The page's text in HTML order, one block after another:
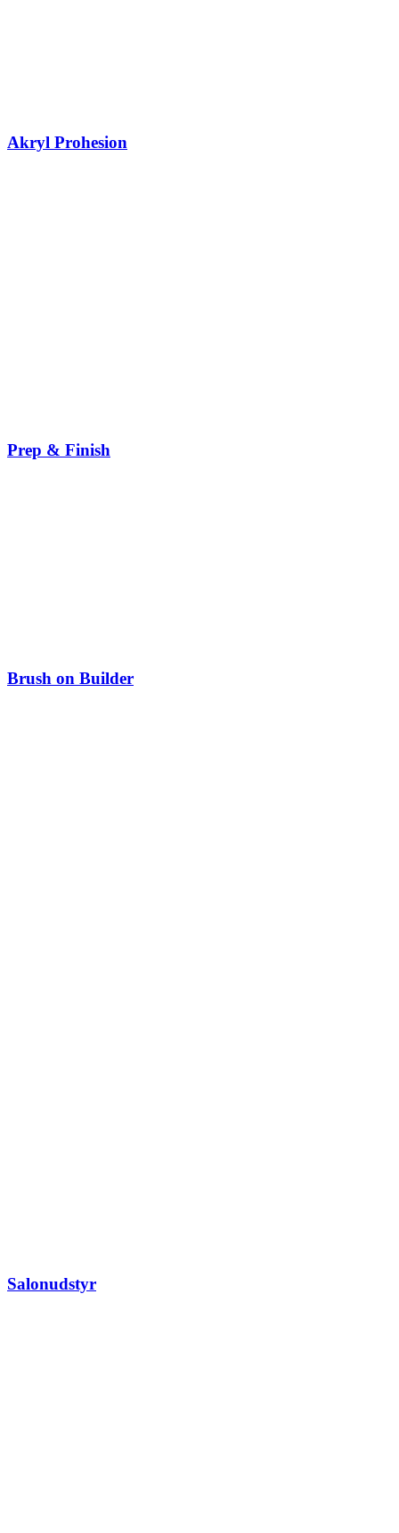
Akryl Prohesion
Prep & Finish
Brush on Builder
Salonudstyr